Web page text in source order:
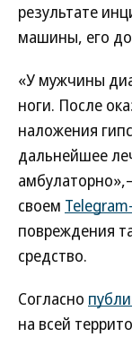
результате
машины, его
«У мужчины
ноги. После
наложения
дальнейшее
своем
повреждения
средство.
Согласно
на всей